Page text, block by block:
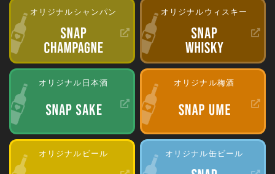
オリジナルシャンパン オリジナルウィスキー
オリジナル日本酒 オリジナル梅酒
オリジナルビール オリジナル缶ビール